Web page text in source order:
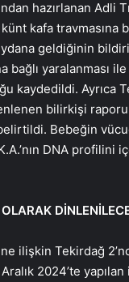
hazırlanan Adli
kafa travmasına
geldiğinin
bağlı yaralanması
kaydedildi. Ayrıca
bilirkişi
Bebeğin
DNA profilini
ilişkin Tekirdağ
2024’te